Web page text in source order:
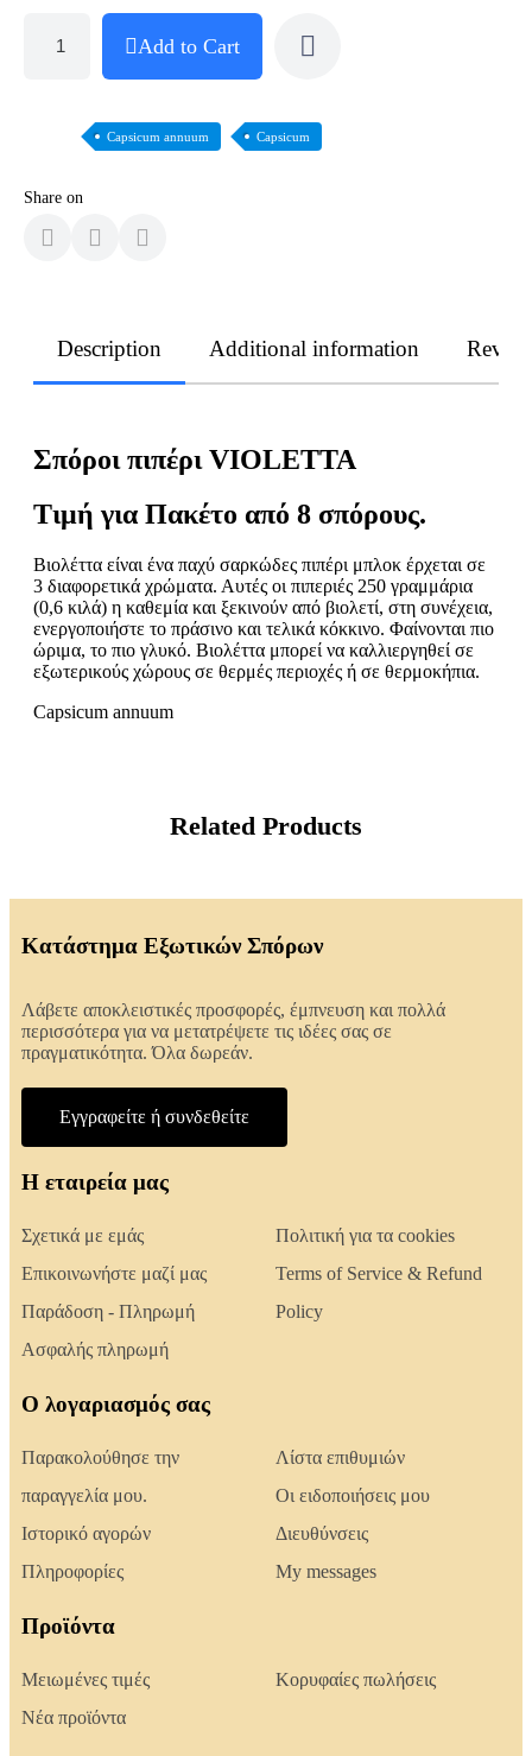
Add to Cart
Capsicum annuum Capsicum
Share on
Description Additional information
Σπόροι πιπέρι VIOLETTA
Τιμή για Πακέτο από 8 σπόρους.
Βιολέττα είναι ένα παχύ σαρκώδες πιπέρι μπλοκ έρχεται σε
3 διαφορετικά χρώματα. Αυτές οι πιπεριές 250 γραμμάρια
(0,6 κιλά) η καθεμία και ξεκινούν από βιολετί, στη συνέχεια,
ενεργοποιήστε το πράσινο και τελικά κόκκινο. Φαίνονται πιο
ώριμα, το πιο γλυκό. Βιολέττα μπορεί να καλλιεργηθεί σε
εξωτερικούς χώρους σε θερμές περιοχές ή σε θερμοκήπια.
Capsicum annuum
Related Products
Κατάστημα Εξωτικών Σπόρων
Λάβετε αποκλειστικές προσφορές, έμπνευση και πολλά
περισσότερα για να μετατρέψετε τις ιδέες σας σε
πραγματικότητα. Όλα δωρεάν.
Εγγραφείτε ή συνδεθείτε
Η εταιρεία μας
Σχετικά με εμάς
Επικοινωνήστε μαζί μας
Παράδοση - Πληρωμή
Ασφαλής πληρωμή
Πολιτική για τα cookies
Terms of Service & Refund
Policy
Ο λογαριασμός σας
Παρακολούθησε την
παραγγελία μου.
Ιστορικό αγορών
Πληροφορίες
Λίστα επιθυμιών
Οι ειδοποιήσεις μου
Διευθύνσεις
My messages
Προϊόντα
Μειωμένες τιμές
Νέα προϊόντα
Κορυφαίες πωλήσεις